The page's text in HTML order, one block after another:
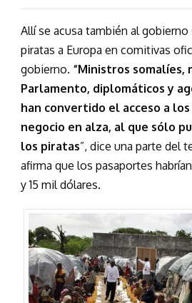
Allí se acusa también al
piratas a Europa en comitivas
gobierno. “Ministros somalíes,
Parlamento, diplomáticos y
han convertido el acceso a los
negocio en alza, al que sólo
los piratas”, dice una parte del
afirma que los pasaportes
y 15 mil dólares.